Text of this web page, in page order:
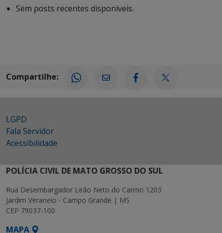
Sem posts recentes disponíveis.
Compartilhe:
LGPD
Fala Servidor
Acessibilidade
POLÍCIA CIVIL DE MATO GROSSO DO SUL
Rua Desembargador Leão Neto do Carmo 1203
Jardim Veraneio - Campo Grande | MS
CEP 79037-100
MAPA